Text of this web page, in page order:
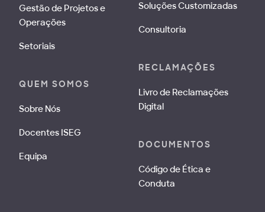
Gestão de Projetos e
Operações
Setoriais
QUEM SOMOS
Sobre Nós
Docentes ISEG
Equipa
Soluções Customizadas
Consultoria
RECLAMAÇÕES
Livro de Reclamações
Digital
DOCUMENTOS
Código de Ética e
Conduta